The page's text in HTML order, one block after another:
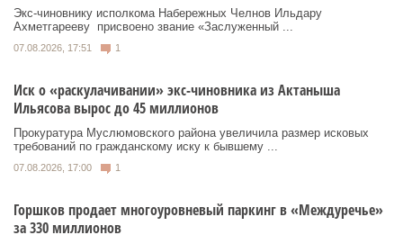
Экс‑чиновнику исполкома Набережных Челнов Ильдару
Ахметгарееву присвоено звание «Заслуженный ...
07.08.2026, 17:51 1
Иск о «раскулачивании» экс-чиновника из Актаныша
Ильясова вырос до 45 миллионов
Прокуратура Муслюмовского района увеличила размер исковых
требований по гражданскому иску к бывшему ...
07.08.2026, 17:00 1
Горшков продает многоуровневый паркинг в «Междуречье»
за 330 миллионов